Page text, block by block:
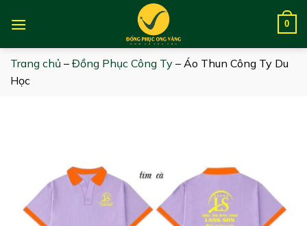
0
Trang chủ – Đồng Phục Công Ty – Áo Thun Công Ty Du
Học